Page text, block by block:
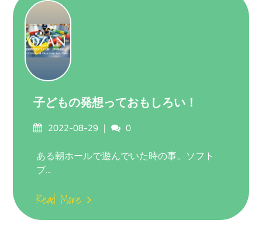
子どもの発想っておもしろい！
Posted2022-08-29 Comments
0
ある朝ホールで遊んでいた時の事。ソフト
ブ...
Read More